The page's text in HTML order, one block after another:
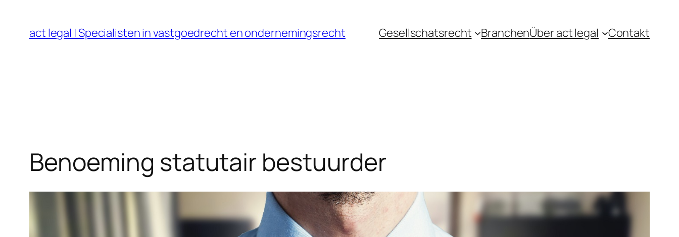
act legal | Specialisten in vastgoedrecht en ondernemingsrecht Gesellschatsrecht BranchenÜber act legal Contakt
Benoeming statutair bestuurder